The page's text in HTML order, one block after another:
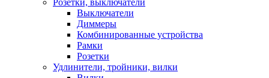
Выключатели
Диммеры
Комбинированные устройства
Рамки
Розетки
Удлинители, тройники, вилки